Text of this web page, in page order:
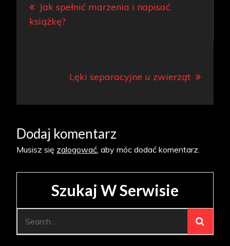
wpisu
Jak spełnić marzenia i napisać
książkę?
Lęki separacyjne u zwierząt
Dodaj komentarz
Musisz się zalogować , aby móc dodać komentarz.
Szukaj W Serwisie